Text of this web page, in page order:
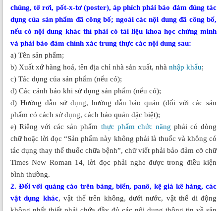
chúng, tờ rơi, pốt-x-tơ (poster), áp phích phải bảo đảm đúng tác
dụng của sản phẩm đã công bố; ngoài các nội dung đã công bố,
nếu có nội dung khác thì phải có tài liệu khoa học chứng minh
và phải bảo đảm chính xác trung thực các nội dung sau:
a) Tên sản phẩm;
b) Xuất xứ hàng hoá, tên địa chỉ nhà sản xuất, nhà nhập khẩu;
c) Tác dụng của sản phẩm (nếu có);
d) Các cảnh báo khi sử dụng sản phẩm (nếu có);
đ) Hướng dẫn sử dụng, hướng dẫn bảo quản (đối với các sản
phẩm có cách sử dụng, cách bảo quản đặc biệt);
e) Riêng với các sản phẩm thực phẩm chức năng phải có dòng
chữ hoặc lời đọc “Sản phẩm này không phải là thuốc và không có
tác dụng thay thế thuốc chữa bệnh”, chữ viết phải bảo đảm cỡ chữ
Times New Roman 14, lời đọc phải nghe được trong điều kiện
bình thường.
2. Đối với quảng cáo trên bảng, biển, panô, kệ giá kê hàng, các
vật dụng khác, vật thể trên không, dưới nước, vật thể di động